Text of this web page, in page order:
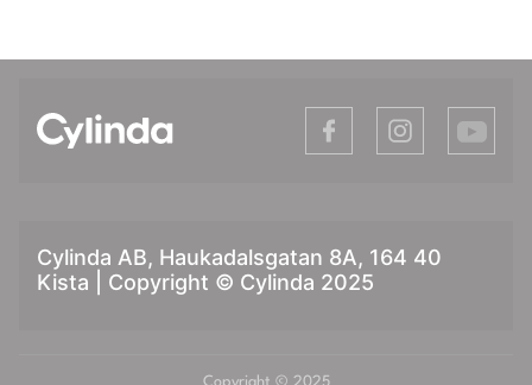
Cylinda AB, Haukadalsgatan 8A, 164 40
Kista | Copyright © Cylinda 2025